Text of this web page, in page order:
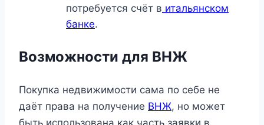
потребуется счёт в итальянском
банке.
Возможности для ВНЖ
Покупка недвижимости сама по себе не
даёт права на получение ВНЖ, но может